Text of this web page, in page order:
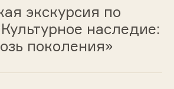
экскурсия по
наследие:
поколения»